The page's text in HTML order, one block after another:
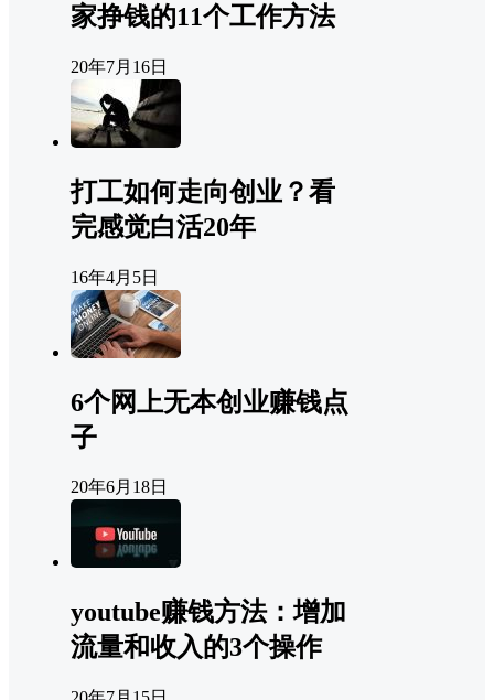
家挣钱的11个工作方法
20年7月16日
打工如何走向创业？看
完感觉白活20年
16年4月5日
6个网上无本创业赚钱点
子
20年6月18日
youtube赚钱方法：增加
流量和收入的3个操作